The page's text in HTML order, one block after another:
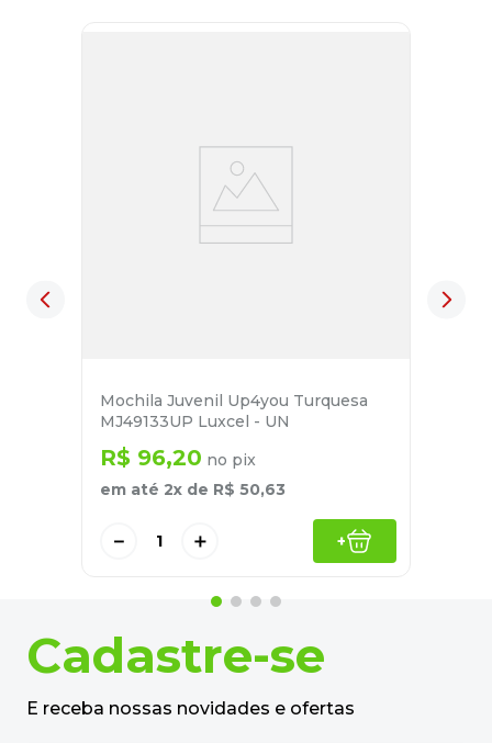
Mochila Juvenil Up4you Turquesa
MJ49133UP Luxcel - UN
R$ 96,20 no pix
em até 2x de R$ 50,63
＋
－ +
Cadastre-se
E receba nossas novidades e ofertas